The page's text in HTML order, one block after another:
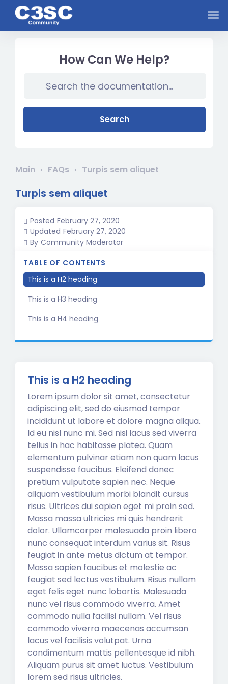
Skip to main content
How Can We Help?
Search
Main FAQs Turpis sem aliquet
Turpis sem aliquet
Posted February 27, 2020
Updated February 27, 2020
By Community Moderator
TABLE OF CONTENTS
This is a H2 heading
This is a H3 heading
This is a H4 heading
This is a H2 heading
Lorem ipsum dolor sit amet, consectetur
adipiscing elit, sed do eiusmod tempor
incididunt ut labore et dolore magna aliqua.
Id eu nisl nunc mi. Sed nisi lacus sed viverra
tellus in hac habitasse platea. Quam
elementum pulvinar etiam non quam lacus
suspendisse faucibus. Eleifend donec
pretium vulputate sapien nec. Neque
aliquam vestibulum morbi blandit cursus
risus. Ultrices dui sapien eget mi proin sed.
Massa massa ultricies mi quis hendrerit
dolor. Ullamcorper malesuada proin libero
nunc consequat interdum varius sit. Risus
feugiat in ante metus dictum at tempor.
Massa sapien faucibus et molestie ac
feugiat sed lectus vestibulum. Risus nullam
eget felis eget nunc lobortis. Malesuada
nunc vel risus commodo viverra. Amet
commodo nulla facilisi nullam. Vel risus
commodo viverra maecenas accumsan
lacus vel facilisis volutpat. Urna
condimentum mattis pellentesque id nibh.
Aliquam purus sit amet luctus. Vestibulum
lorem sed risus ultricies.